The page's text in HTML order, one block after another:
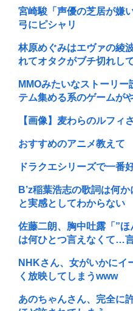
宮崎駿「声優の芝居が嫌
弓にピシャリ
林原めぐみはエヴァの綾
れてオタクがブチ切れし
MMOみたいなストーリ
テム集める系のゲームが
【画像】麦わらのルフィ
おすすめのアニメ教えて
ドラクエシリーズで一番
B’z稲葉浩志の歌詞は何
と実感としてわからない
佐藤二朗、胸中吐露「”
は何ひとつ言えなくて…
NHKさん、女がいかにイ
く放映してしまうwww
あのちゃんさん、完全に